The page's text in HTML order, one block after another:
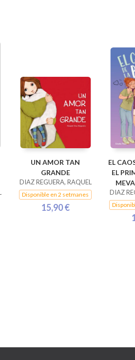
UN AMOR TAN
GRANDE
DIAZ REGUERA, RAQUEL
Disponible en 2 setmanes
15,90 €
EL
EL
DIAZ